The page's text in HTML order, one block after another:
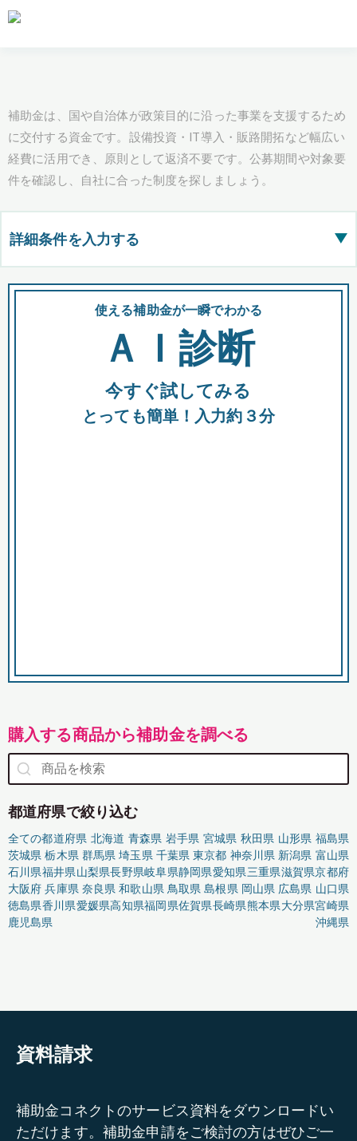
補助金は、国や自治体が政策目的に沿った事業を支援するため
に交付する資金です。設備投資・IT導入・販路開拓など幅広い
経費に活用でき、原則として返済不要です。公募期間や対象要
件を確認し、自社に合った制度を探しましょう。
詳細条件を入力する ▶
都道府県
全国の検索結果を含めて表示
助成金 融資 出資
使える補助金が一瞬でわかる
ＡＩ診断
今すぐ試してみる
とっても簡単！入力約３分
購入する商品から補助金を調べる
都道府県で絞り込む
全ての都道府県 北海道 青森県 岩手県 宮城県 秋田県 山形県 福島県
茨城県 栃木県 群馬県 埼玉県 千葉県 東京都 神奈川県 新潟県 富山県
石川県福井県山梨県長野県岐阜県静岡県愛知県三重県滋賀県京都府
大阪府 兵庫県 奈良県 和歌山県 鳥取県 島根県 岡山県 広島県 山口県
徳島県香川県愛媛県高知県福岡県佐賀県長崎県熊本県大分県宮崎県
鹿児島県
沖縄県
資料請求
補助金コネクトのサービス資料をダウンロードい
ただけます。補助金申請をご検討の方はぜひご一